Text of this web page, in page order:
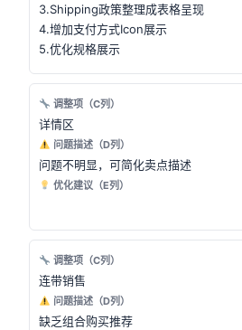
3.Shipping政策整理成表格呈现
4.增加支付方式Icon展示
5.优化规格展示
调整项（C列）
详情区
问题描述（D列）
问题不明显，可简化卖点描述
优化建议（E列）
调整项（C列）
连带销售
问题描述（D列）
缺乏组合购买推荐